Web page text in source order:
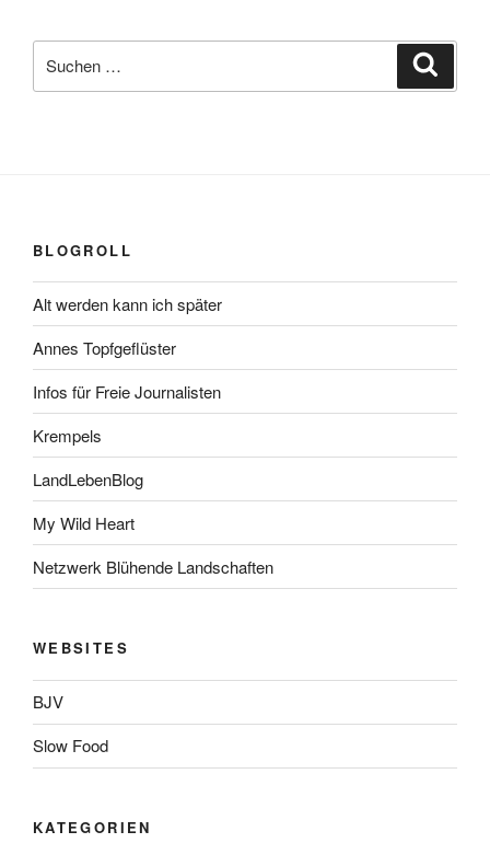
nach:
BLOGROLL
Alt werden kann ich später
Annes Topfgeflüster
Infos für Freie Journalisten
Krempels
LandLebenBlog
My Wild Heart
Netzwerk Blühende Landschaften
WEBSITES
BJV
Slow Food
KATEGORIEN